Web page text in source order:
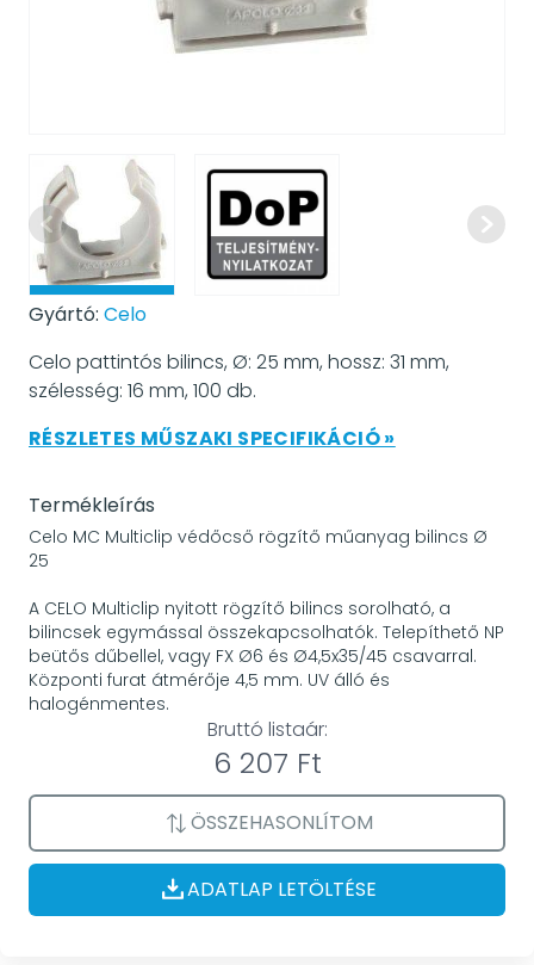
Gyártó: Celo
Celo pattintós bilincs, Ø: 25 mm, hossz: 31 mm,
szélesség: 16 mm, 100 db.
RÉSZLETES MŰSZAKI SPECIFIKÁCIÓ »
Termékleírás
Celo MC Multiclip védőcső rögzítő műanyag bilincs Ø
25
A CELO Multiclip nyitott rögzítő bilincs sorolható, a
bilincsek egymással összekapcsolhatók. Telepíthető NP
beütős dűbellel, vagy FX Ø6 és Ø4,5x35/45 csavarral.
Központi furat átmérője 4,5 mm. UV álló és
halogénmentes.
Bruttó listaár:
6 207 Ft
ÖSSZEHASONLÍTOM
ADATLAP LETÖLTÉSE